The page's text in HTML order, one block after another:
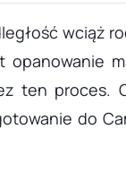
wciąż
ten proces.
do